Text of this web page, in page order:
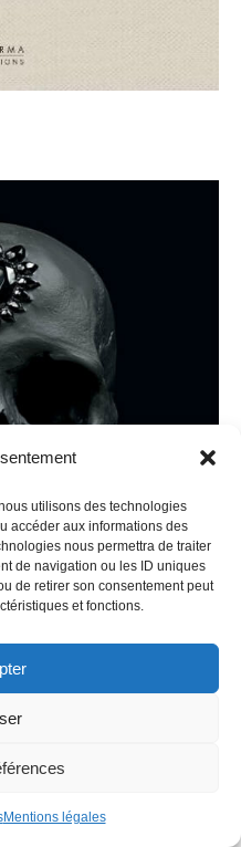
utilisons des technologies
accéder aux informations des
nous permettra de traiter
de navigation ou les ID uniques
de retirer son consentement peut
et fonctions.
Mentions légales